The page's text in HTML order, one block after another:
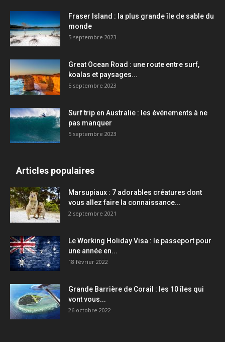
Fraser Island : la plus grande île de sable du
monde
5 septembre 2023
Great Ocean Road : une route entre surf,
koalas et paysages...
5 septembre 2023
Surf trip en Australie : les événements à ne
pas manquer
5 septembre 2023
Articles populaires
Marsupiaux : 7 adorables créatures dont
vous allez faire la connaissance...
2 septembre 2021
Le Working Holiday Visa : le passeport pour
une année en...
18 février 2022
Grande Barrière de Corail : les 10 îles qui
vont vous...
26 octobre 2022